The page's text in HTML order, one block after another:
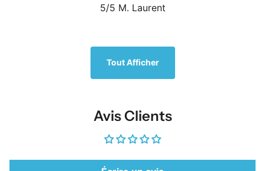
5/5 M. Laurent
Tout Afficher
Avis Clients